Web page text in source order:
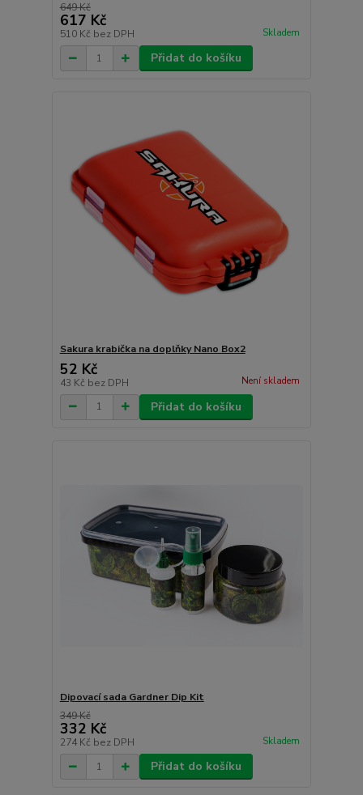
649 Kč
617 Kč
510 Kč bez DPH Skladem
Přidat do košíku
Sakura krabička na doplňky Nano Box2
52 Kč
43 Kč bez DPH Není skladem
Přidat do košíku
Dipovací sada Gardner Dip Kit
349 Kč
332 Kč
274 Kč bez DPH Skladem
Přidat do košíku